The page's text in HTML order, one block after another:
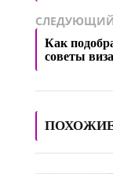
Как
советы